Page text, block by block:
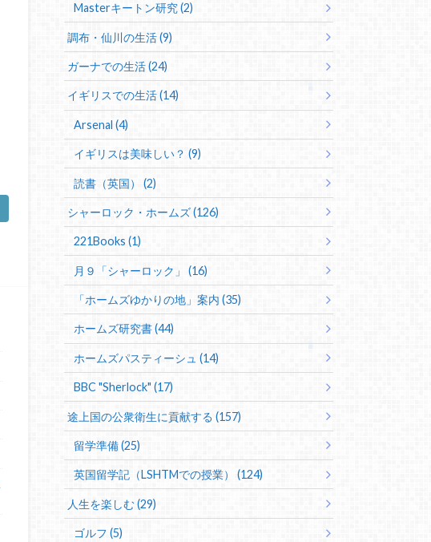
Masterキートン研究 (2)
調布・仙川の生活 (9)
ガーナでの生活 (24)
イギリスでの生活 (14)
Arsenal (4)
イギリスは美味しい？ (9)
読書（英国） (2)
シャーロック・ホームズ (126)
221Books (1)
月９「シャーロック」 (16)
「ホームズゆかりの地」案内 (35)
ホームズ研究書 (44)
ホームズパスティーシュ (14)
BBC "Sherlock" (17)
途上国の公衆衛生に貢献する (157)
留学準備 (25)
英国留学記（LSHTMでの授業） (124)
人生を楽しむ (29)
ゴルフ (5)